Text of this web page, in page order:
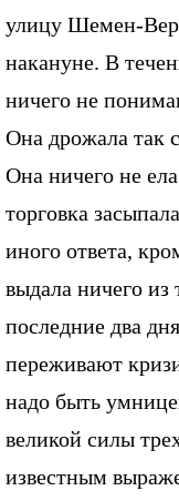
улицу Шемен-
накануне. В
ничего не
Она дрожала так
Она ничего не
торговка
иного ответа,
выдала ничего из
последние два
переживают
надо быть
великой силы
известным